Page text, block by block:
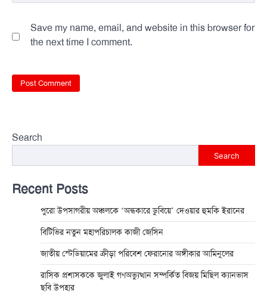
Save my name, email, and website in this browser for
the next time I comment.
Search
Search
Recent Posts
পুরো উপসাগরীয় অঞ্চলকে ‘অন্ধকারে ডুবিয়ে’ দেওয়ার হুমকি ইরানের
বিটিভির নতুন মহাপরিচালক কাজী জেসিন
জাতীয় স্টেডিয়ামের ক্রীড়া পরিবেশ ফেরানোর অঙ্গীকার আমিনুলের
রাসিক প্রশাসককে জুলাই গণঅভ্যুত্থান সম্পর্কিত বিজয় মিছিল ক্যানভাস
ছবি উপহার